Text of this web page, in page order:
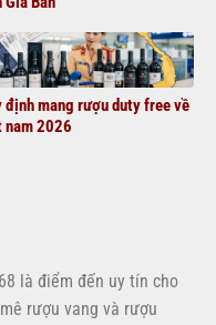
định mang rượu duty free về
nam 2026
là điểm đến uy tín cho
rượu vang và rượu